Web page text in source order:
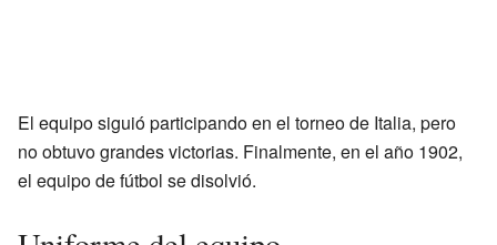
El equipo siguió participando en el torneo de Italia, pero
no obtuvo grandes victorias. Finalmente, en el año 1902,
el equipo de fútbol se disolvió.